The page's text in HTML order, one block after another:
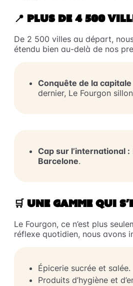
📍 PLUS DE 4 500
De 2 500 villes au départ,
étendu bien au-delà de nos
Conquête de la capitale
dernier, Le Fourgon
Cap sur l’international :
Barcelone.
🛒 UNE GAMME QUI
Le Fourgon, ce n’est plus
réflexe quotidien, nous avons
Épicerie sucrée et salée.
Produits d’hygiène et